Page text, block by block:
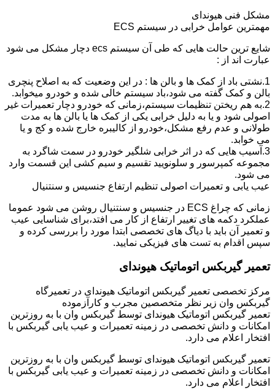
مشکل فنی هیوندای
مهمترین عوامل خرابی در سیستم ECS
شایع ترین حالت هایی که طی آن سیستم ecs دچار مشکل می شود
عبارت اند از :
1.نشتی باد از کمک ها و بالن ها : در این وضعیت که به اصلاح پنچری
بالن و کمک گفته می شود،باد سیستم خالی شده و خودرو میخوابد.
2.به هم ریختن تنظیمات سیستم،زمانی که خودرو دچار تعمیرات غیر
اصولی شود و یا به دلیل خرابی یکی از کمک ها یا بالن ها به مدت
طولانی و عدم رفع مشکل،خودرو از کالیبره خارج شده و کج و یا
می خوابد.
3.آسیب هایی که در اثر خرابی شلگیر خودرو در سمت شاگرد به
مجموعه کمپرسور و سلونویید تقسیم و سیم کشی این قسمت وارد
می شود.
عیب یابی و تعمیرات اصولی تنظیم ارتفاع جنسیس و سنتنیال
زمانی که چراغ ECS در جنسیس و سنتنیال روشن می شود عموما
عملکرد دکمه های تغییر ارتفاع از کار می افتد،برای شناسایی عیب
و تعمیر آن باید با دیاگ های تخصصی ابتدا مورد را بررسی کرده و
سپس اقدام به تست های فیزیکی نمایید.
تعمیر گیربکس اتوماتیک هیوندای
مرکز تخصصی تعمیر گیربکس اتوماتیک هیوندای در تعمیرگاه
گیربکس وان زیر نظر متخصصین مجرب و کارآزموده
تعمیر گیربکس اتوماتیک هیوندای توسط گیربکس وان با به روزترین
امکانات و دانش تخصصی در زمینه تعمیرات و عیب یابی گیربکس با
افتخار اعلام می دارد.
تعمیر گیربکس اتوماتیک هیوندای توسط گیربکس وان با به روزترین
امکانات و دانش تخصصی در زمینه تعمیرات و عیب یابی گیربکس با
افتخار اعلام می دارد.